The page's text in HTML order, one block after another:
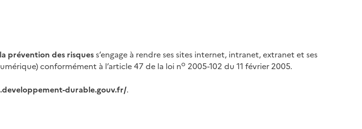
prévention des risquess’engage à rendre ses sites internet, intranet, extranet et ses
conformément à l’article 47 de la loi no 2005-102 du 11 février 2005.
durable.gouv.fr/.